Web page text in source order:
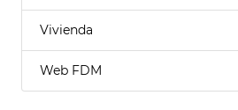
Vivienda
Web FDM